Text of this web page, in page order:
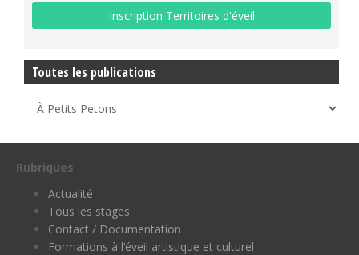
Toutes les publications
Rubriques
Actualité
Tous les stages
Contact / Documentation
Formations à l’éveil artistique et culturel